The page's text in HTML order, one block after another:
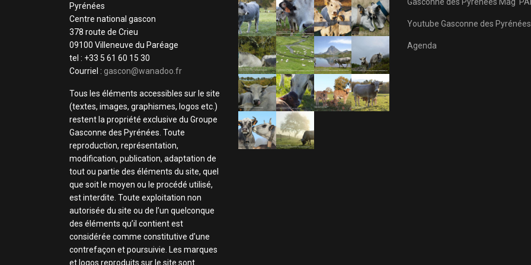
Pyrénées
Centre national gascon
378 route de Crieu
09100 Villeneuve du Paréage
tel : +33 5 61 60 15 30
Courriel : gascon@wanadoo.fr
Tous les éléments accessibles sur le site
(textes, images, graphismes, logos etc.)
restent la propriété exclusive du Groupe
Gasconne des Pyrénées. Toute
reproduction, représentation,
modification, publication, adaptation de
tout ou partie des éléments du site, quel
que soit le moyen ou le procédé utilisé,
est interdite. Toute exploitation non
autorisée du site ou de l’un quelconque
des éléments qu’il contient est
considérée comme constitutive d’une
contrefaçon et poursuivie. Les marques
et logos reproduits sur le site sont
Gasconne des Pyrénées Mag'
Youtube Gasconne des Pyrénées
Agenda